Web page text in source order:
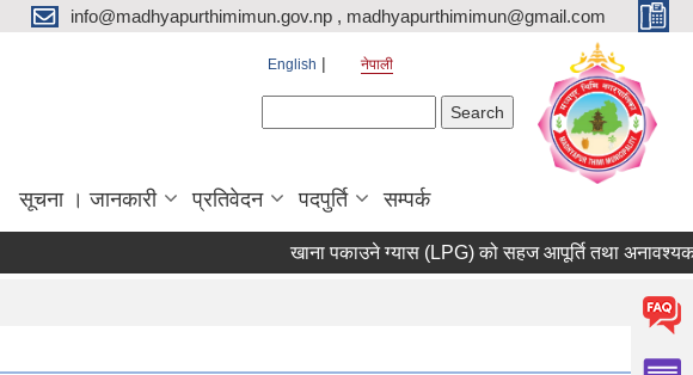
info@madhyapurthimimun.gov.np , madhyapurthimimun@gmail.com
English नेपाली
सूचना । जानकारी प्रतिवेदन पदपुर्ति सम्पर्क
खाना पकाउने ग्यास (LPG) को सहज आपूर्ति तथा अनावश्यक